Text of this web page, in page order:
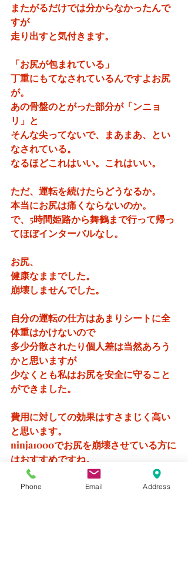
またがるだけでは分からなかったんで
すが
走り出すと気付きます。
「お尻が包まれている」
丁重にもてなされているんですよお尻
が。
あの骨盤のとがった部分が「ンニョ
リ」と
そんな尖ってないで、まあまあ、とい
なされている。
なるほどこれはいい。これはいい。
ただ、運転を続けたらどうなるか。
本当にお尻は痛くならないのか。
で、5時間姫路から舞鶴まで行って帰っ
てほぼインターバルなし。
お尻、
健康なままでした。
崩壊しませんでした。
自分の運転の仕方はあまりシートに全
体重はかけないので
多少分散されたり個人差は当然あろう
かと思いますが
少なくとも私はお尻を安全に守ること
ができました。
費用に対しての効果はすさまじく高い
と思います。
ninja1000でお尻を崩壊させている方に
はおすすめですね。
最後になりましたが、とてもリーズナ
Phone Email Address